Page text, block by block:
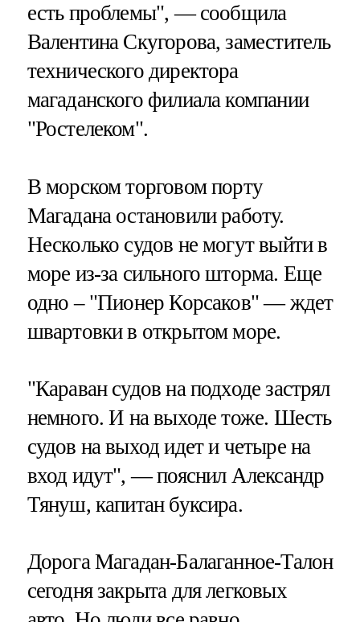
есть проблемы", — сообщила
Валентина Скугорова, заместитель
технического директора
магаданского филиала компании
"Ростелеком".
В морском торговом порту
Магадана остановили работу.
Несколько судов не могут выйти в
море из-за сильного шторма. Еще
одно – "Пионер Корсаков" — ждет
швартовки в открытом море.
"Караван судов на подходе застрял
немного. И на выходе тоже. Шесть
судов на выход идет и четыре на
вход идут", — пояснил Александр
Тянуш, капитан буксира.
Дорога Магадан-Балаганное-Талон
сегодня закрыта для легковых